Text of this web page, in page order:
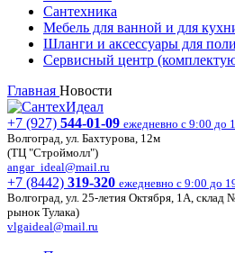
Сантехника
Мебель для ванной и для
Шланги и аксессуары для
Сервисный центр
Главная Новости
+7 (927) 544-01-09 ежедневно с 9:00 до
Волгоград, ул. Бахтурова, 12м
(ТЦ "Строймолл")
angar_ideal@mail.ru
+7 (8442) 319-320 ежедневно с 9:00 до
Волгоград, ул. 25-летия Октября, 1А,
рынок Тулака)
vlgaideal@mail.ru